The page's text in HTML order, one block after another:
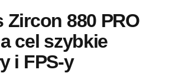
Zircon 880 PRO
cel szybkie
i FPS-y